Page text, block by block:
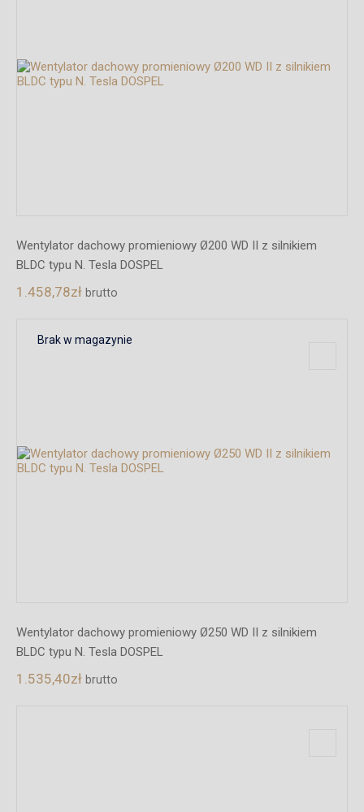
Wentylator dachowy promieniowy Ø200 WD II z silnikiem
BLDC typu N. Tesla DOSPEL
1.458,78zł brutto
Wentylator dachowy promieniowy Ø250 WD II z silnikiem
BLDC typu N. Tesla DOSPEL
1.535,40zł brutto